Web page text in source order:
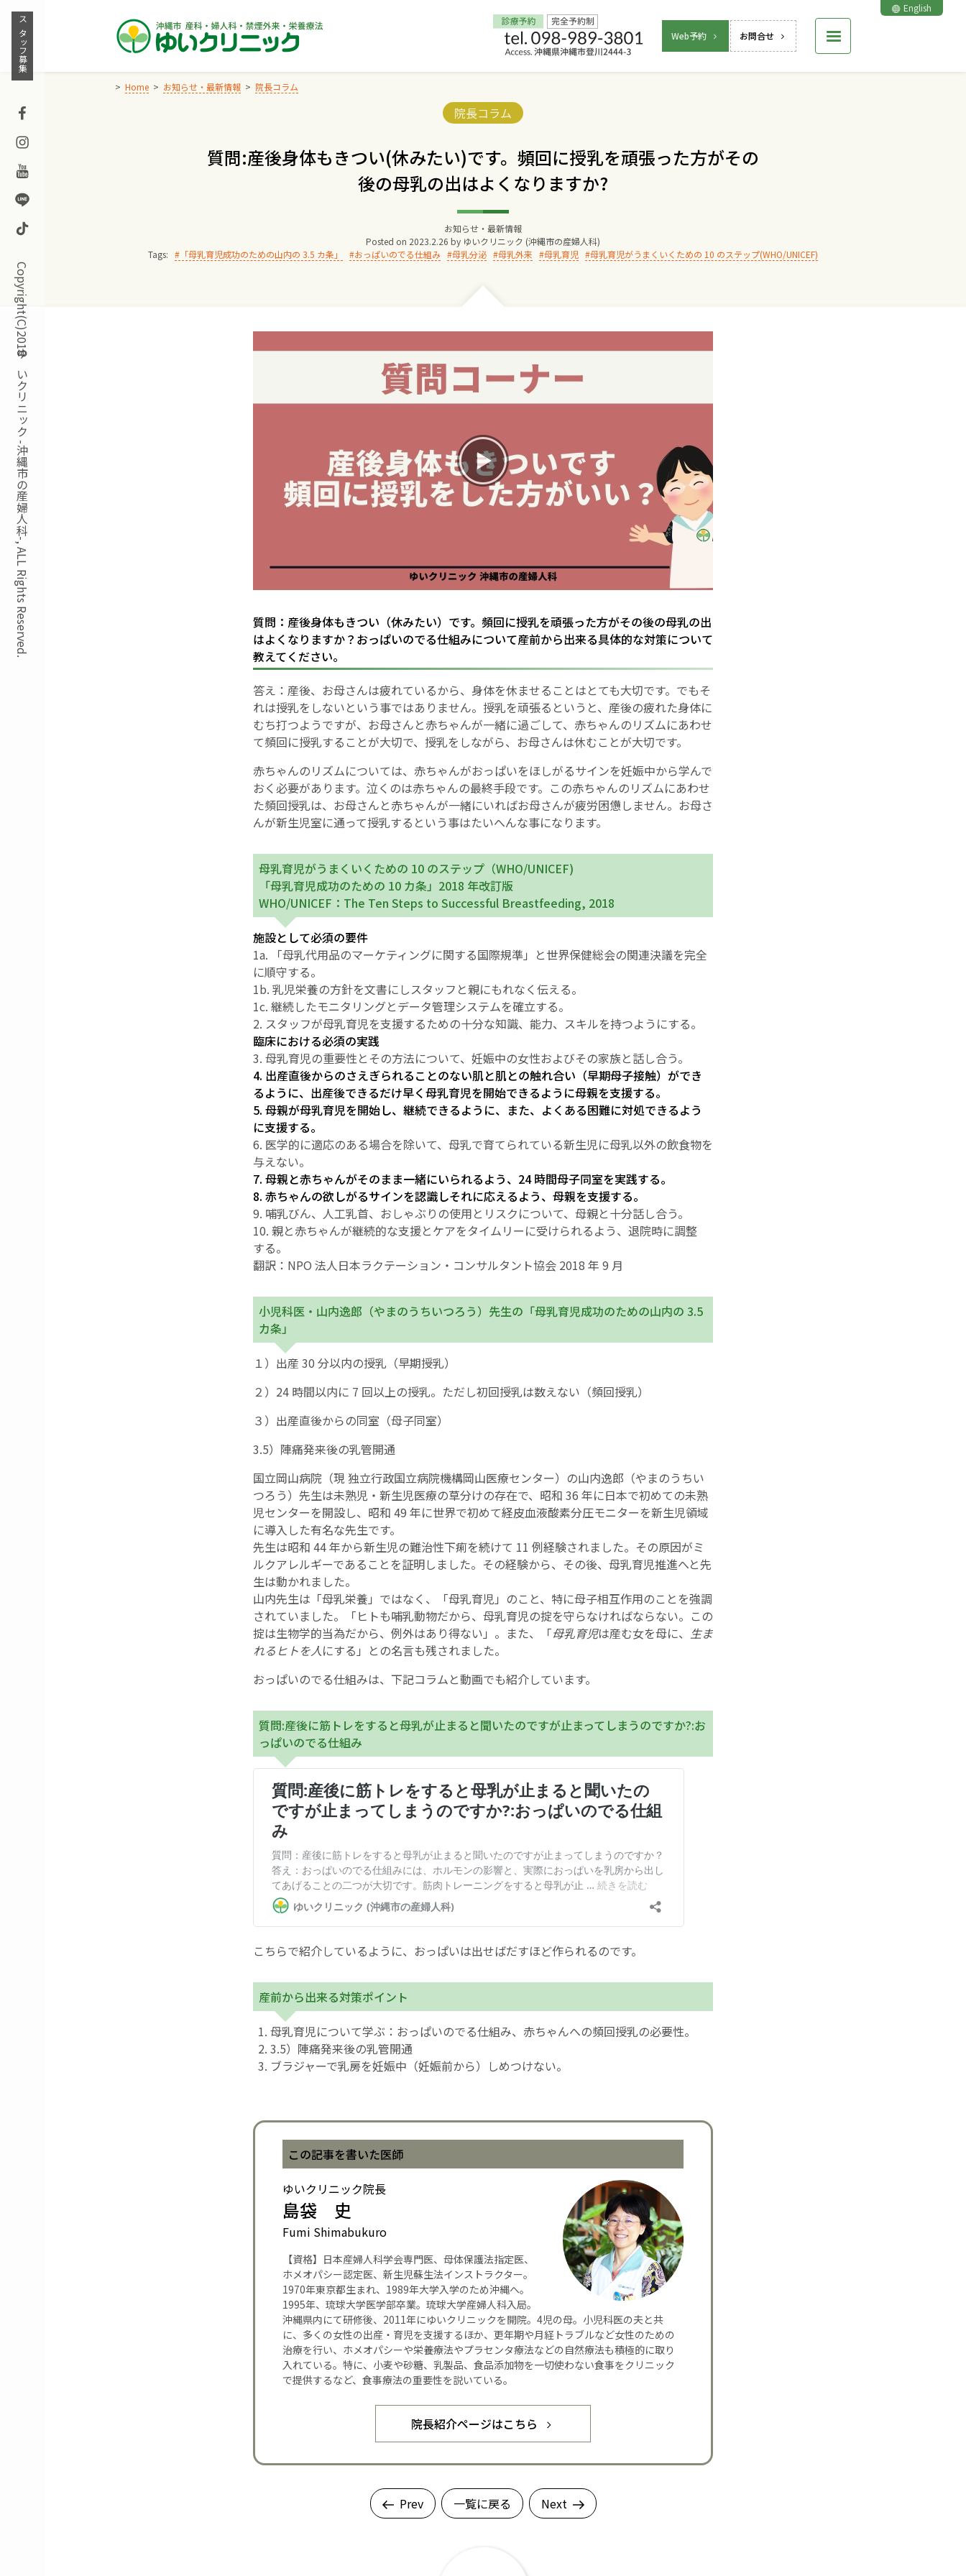
Skip
content
Web予約 お問合せ
English
スタッフ募集
Facebook
Instagram
Youtube
Line
TikTok
Copyright(C)2018ゆいクリニック -沖縄市の産婦人科-, ALL Rights Reserved.
Home お知らせ・最新情報 院長コラム
Categories:
院長コラム
質問:産後身体もきつい(休みたい)です。頻回に授乳を頑張った方がその
後の母乳の出はよくなりますか?
お知らせ・最新情報
Posted on 2023.2.26 by ゆいクリニック (沖縄市の産婦人科)
Tags:
「母乳育児成功のための山内の 3.5 カ条」 おっぱいのでる仕組み 母乳分泌 母乳外来 母乳育児 母乳育児がうまくいくための 10 のステップ(WHO/UNICEF)
質問：産後身体もきつい（休みたい）です。頻回に授乳を頑張った方がその後の母乳の出
はよくなりますか？おっぱいのでる仕組みについて産前から出来る具体的な対策について
教えてください。
答え：産後、お母さんは疲れているから、身体を休ませることはとても大切です。でもそ
れは授乳をしないという事ではありません。授乳を頑張るというと、産後の疲れた身体に
むち打つようですが、お母さんと赤ちゃんが一緒に過ごして、赤ちゃんのリズムにあわせ
て頻回に授乳することが大切で、授乳をしながら、お母さんは休むことが大切です。
赤ちゃんのリズムについては、赤ちゃんがおっぱいをほしがるサインを妊娠中から学んで
おく必要があります。泣くのは赤ちゃんの最終手段です。この赤ちゃんのリズムにあわせ
た頻回授乳は、お母さんと赤ちゃんが一緒にいればお母さんが疲労困憊しません。お母さ
んが新生児室に通って授乳するという事はたいへんな事になります。
母乳育児がうまくいくための 10 のステップ（WHO/UNICEF)
「母乳育児成功のための 10 カ条」2018 年改訂版
WHO/UNICEF：The Ten Steps to Successful Breastfeeding, 2018
施設として必須の要件
1a. 「母乳代用品のマーケティングに関する国際規準」と世界保健総会の関連決議を完全
に順守する。
1b. 乳児栄養の方針を文書にしスタッフと親にもれなく伝える。
1c. 継続したモニタリングとデータ管理システムを確立する。
2. スタッフが母乳育児を支援するための十分な知識、能力、スキルを持つようにする。
臨床における必須の実践
3. 母乳育児の重要性とその方法について、妊娠中の女性およびその家族と話し合う。
4. 出産直後からのさえぎられることのない肌と肌との触れ合い（早期母子接触）ができ
るように、出産後できるだけ早く母乳育児を開始できるように母親を支援する。
5. 母親が母乳育児を開始し、継続できるように、また、よくある困難に対処できるよう
に支援する。
6. 医学的に適応のある場合を除いて、母乳で育てられている新生児に母乳以外の飲食物を
与えない。
7. 母親と赤ちゃんがそのまま一緒にいられるよう、24 時間母子同室を実践する。
8. 赤ちゃんの欲しがるサインを認識しそれに応えるよう、母親を支援する。
9. 哺乳びん、人工乳首、おしゃぶりの使用とリスクについて、母親と十分話し合う。
10. 親と赤ちゃんが継続的な支援とケアをタイムリーに受けられるよう、退院時に調整
する。
翻訳：NPO 法人日本ラクテーション・コンサルタント協会 2018 年 9 月
小児科医・山内逸郎（やまのうちいつろう）先生の「母乳育児成功のための山内の 3.5
カ条」
１）出産 30 分以内の授乳（早期授乳）
２）24 時間以内に 7 回以上の授乳。ただし初回授乳は数えない（頻回授乳）
３）出産直後からの同室（母子同室）
3.5）陣痛発来後の乳管開通
国立岡山病院（現 独立行政国立病院機構岡山医療センター）の山内逸郎（やまのうちい
つろう）先生は未熟児・新生児医療の草分けの存在で、昭和 36 年に日本で初めての未熟
児センターを開設し、昭和 49 年に世界で初めて経皮血液酸素分圧モニターを新生児領域
に導入した有名な先生です。
先生は昭和 44 年から新生児の難治性下痢を続けて 11 例経験されました。その原因がミ
ルクアレルギーであることを証明しました。その経験から、その後、母乳育児推進へと先
生は動かれました。
山内先生は「母乳栄養」ではなく、「母乳育児」のこと、特に母子相互作用のことを強調
されていました。「ヒトも哺乳動物だから、母乳育児の掟を守らなければならない。この
掟は生物学的当為だから、例外はあり得ない」。また、「母乳育児は産む女を母に、 生ま
れるヒトを人にする」との名言も残されました。
おっぱいのでる仕組みは、下記コラムと動画でも紹介しています。
質問:産後に筋トレをすると母乳が止まると聞いたのですが止まってしまうのですか?:お
っぱいのでる仕組み
こちらで紹介しているように、おっぱいは出せばだすほど作られるのです。
産前から出来る対策ポイント
母乳育児について学ぶ：おっぱいのでる仕組み、赤ちゃんへの頻回授乳の必要性。
3.5）陣痛発来後の乳管開通
ブラジャーで乳房を妊娠中（妊娠前から）しめつけない。
この記事を書いた医師
ゆいクリニック院長
島袋 史
Fumi Shimabukuro
【資格】日本産婦人科学会専門医、母体保護法指定医、
ホメオパシー認定医、新生児蘇生法インストラクター。
1970年東京都生まれ、1989年大学入学のため沖縄へ。
1995年、琉球大学医学部卒業。琉球大学産婦人科入局。
沖縄県内にて研修後、2011年にゆいクリニックを開院。4児の母。小児科医の夫と共
に、多くの女性の出産・育児を支援するほか、更年期や月経トラブルなど女性のための
治療を行い、ホメオパシーや栄養療法やプラセンタ療法などの自然療法も積極的に取り
入れている。特に、小麦や砂糖、乳製品、食品添加物を一切使わない食事をクリニック
で提供するなど、食事療法の重要性を説いている。
院長紹介ページはこちら
Prev 一覧に戻る Next
Home
交通アクセス
院長からのごあいさつ
ゆいクリニックの経営理念
お産について
親と子の結びつき支援
母乳育児
予防接種
遠方にお住まいで当院での出産を希望される方へ
医師プロフィール